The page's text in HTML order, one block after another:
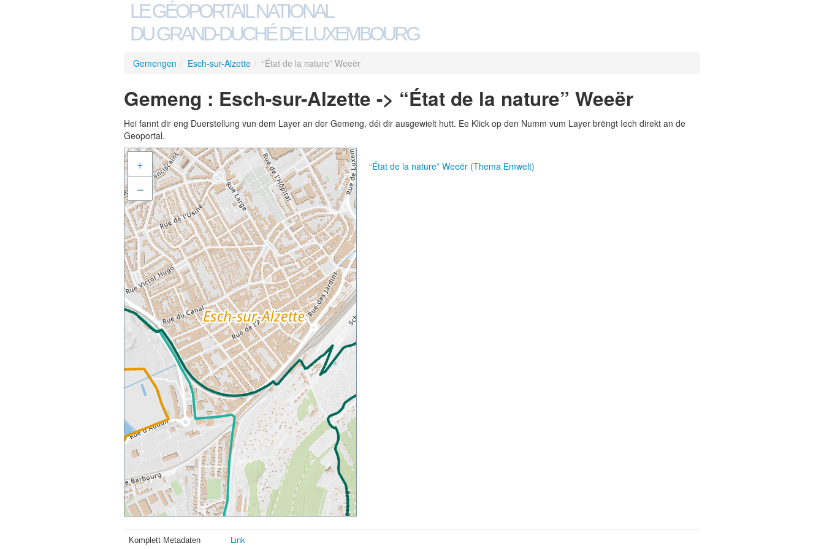
LE GÉOPORTAIL NATIONAL
DU GRAND-DUCHÉ DE LUXEMBOURG
Gemengen / Esch-sur-Alzette / “État de la nature” Weeër
Gemeng : Esch-sur-Alzette -> “État de la nature” Weeër
Hei fannt dir eng Duerstellung vun dem Layer an der Gemeng, déi dir ausgewielt hutt. Ee Klick op den Numm vum Layer brëngt Iech direkt an de
Geoportal.
+
–
“État de la nature” Weeër (Thema Emwelt)
Komplett Metadaten Link